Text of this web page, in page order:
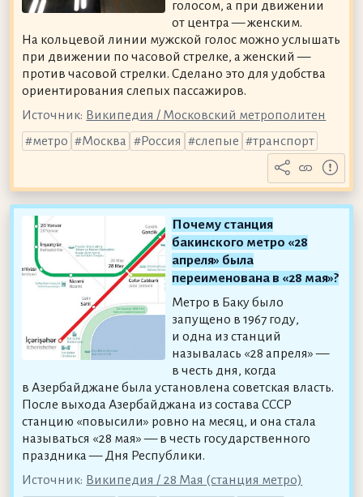
голосом, а при движении
от центра — женским.
На кольцевой линии мужской голос можно услышать
при движении по часовой стрелке, а женский —
против часовой стрелки. Сделано это для удобства
ориентирования слепых пассажиров.
Источник: Википедия / Московский метрополитен
метро
Москва Россия слепые транспорт
Почему станция
бакинского метро «28
апреля» была
переименована в «28 мая»?
Метро в Баку было
запущено в 1967 году,
и одна из станций
называлась «28 апреля» —
в честь дня, когда
в Азербайджане была установлена советская власть.
После выхода Азербайджана из состава СССР
станцию «повысили» ровно на месяц, и она стала
называться «28 мая» — в честь государственного
праздника — Дня Республики.
Источник: Википедия / 28 Мая (станция метро)